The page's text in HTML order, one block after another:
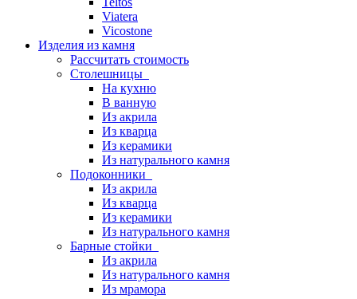
Viatera
Vicostone
Изделия из камня
Рассчитать стоимость
Столешницы
На кухню
В ванную
Из акрила
Из кварца
Из керамики
Из натурального камня
Подоконники
Из акрила
Из кварца
Из керамики
Из натурального камня
Барные стойки
Из акрила
Из натурального камня
Из мрамора